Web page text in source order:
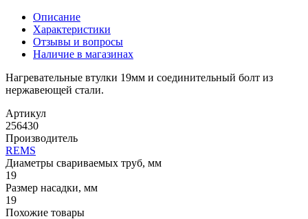
Описание
Характеристики
Отзывы и вопросы
Наличие в магазинах
Нагревательные втулки 19мм и соединительный болт из
нержавеющей стали.
Артикул
256430
Производитель
REMS
Диаметры свариваемых труб, мм
19
Размер насадки, мм
19
Похожие товары